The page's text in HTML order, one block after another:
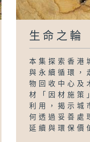
生命之輪
本集探索香港
與永續循環
物回收中心及
材「因材施策
利用，揭示城
何透過妥善處
延續與環保價